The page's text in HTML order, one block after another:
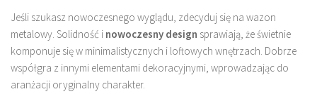
Jeśli szukasz nowoczesnego wyglądu, zdecyduj się na wazon
metalowy. Solidność i nowoczesny design sprawiają, że świetnie
komponuje się w minimalistycznych i loftowych wnętrzach. Dobrze
współgra z innymi elementami dekoracyjnymi, wprowadzając do
aranżacji oryginalny charakter.